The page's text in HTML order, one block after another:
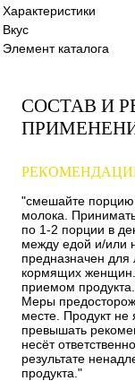
Характеристики
Вкус
Элемент каталога
СОСТАВ И
"смешайте
молока.
по 1-2 порции в
между едой и/или
предназначен
кормящих женщин.
приемом
Меры
месте. Продукт
превышать
несёт
результате
продукта."